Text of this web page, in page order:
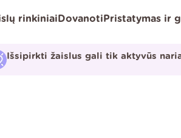
rinkiniai Dovanoti Pristatymas ir
Išsipirkti žaislus gali tik aktyvūs